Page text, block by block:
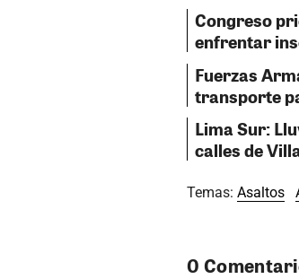
Congreso
enfrentar
Fuerzas
transporte
Lima Sur:
calles de
Temas: Asaltos
0